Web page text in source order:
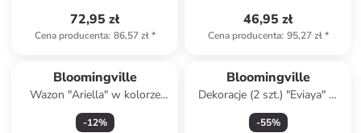
72,95 zł
Cena producenta: 86,57 zł*
46,95 zł
Cena producenta: 95,27 zł*
Bloomingville
Wazon "Ariella" w kolorze
niebieskim - 15 x 12 x 9,5 cm
-12%
Bloomingville
Dekoracje (2 szt.) "Eviaya" w
kolorze kremowo-niebieskim
-55%